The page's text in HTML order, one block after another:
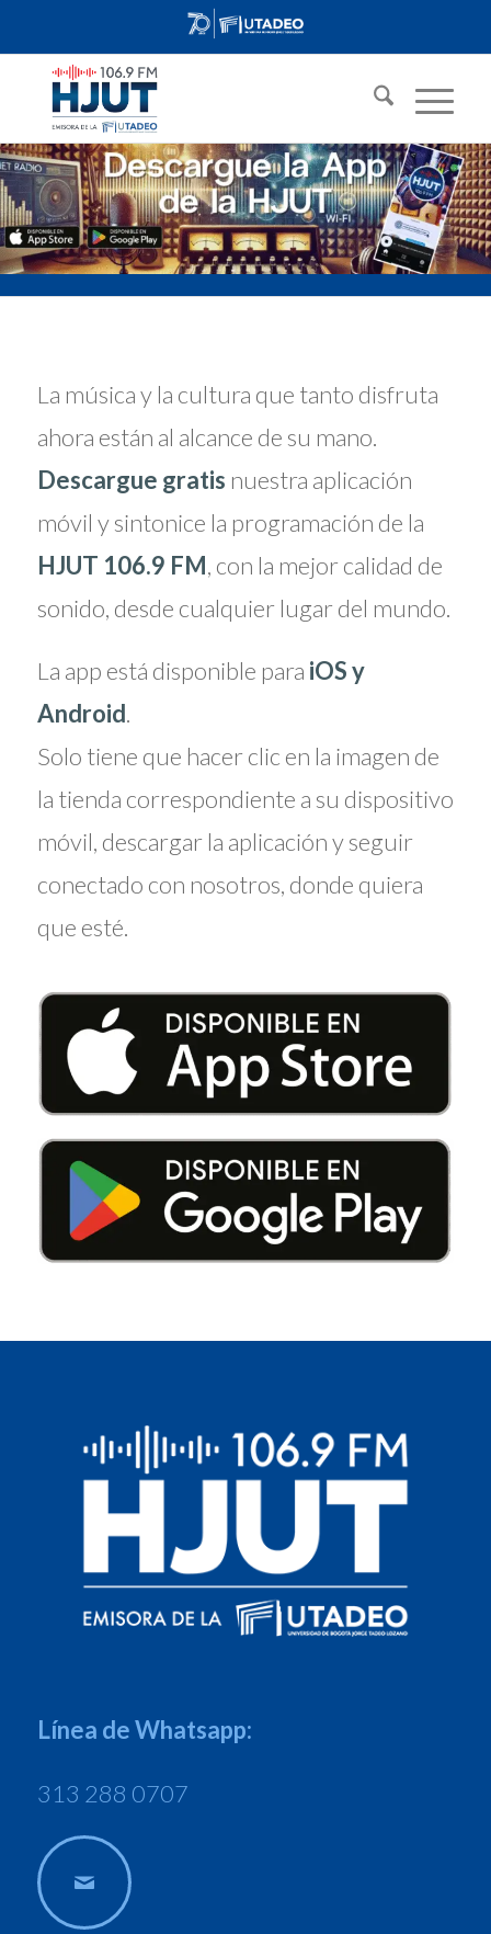
La música y la cultura que tanto disfruta
ahora están al alcance de su mano.
Descargue gratis nuestra aplicación
móvil y sintonice la programación de la
HJUT 106.9 FM, con la mejor calidad de
sonido, desde cualquier lugar del mundo.
La app está disponible para iOS y
Android.
Solo tiene que hacer clic en la imagen de
la tienda correspondiente a su dispositivo
móvil, descargar la aplicación y seguir
conectado con nosotros, donde quiera
que esté.
Línea de Whatsapp:
313 288 0707